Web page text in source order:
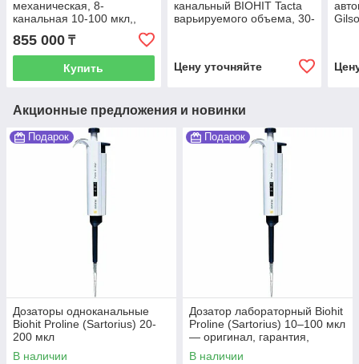
механическая, 8-
канальная 10-100 мкл,,
Research Plus, Eppendorf
855 000 ₸
Купить
канальный BIOHIT Tacta
варьируемого объема, 30-
Цену уточняйте
Акционные предложения и новинки
Подарок
Дозаторы одноканальные
Biohit Proline (Sartorius) 20-
200 мкл
В наличии
Подарок
Дозатор лабораторный Biohit
Proline (Sartorius) 10–100 мкл
— оригинал, гарантия,
доставка по Казахстану
В наличии